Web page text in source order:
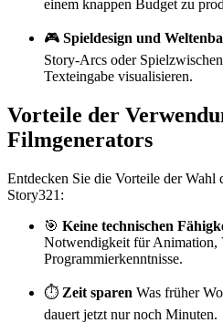
einem knappen Budget zu
🎮 Spieldesign und
Story-Arcs oder
Texteingabe visualisieren.
Vorteile der
Filmgenerators
Entdecken Sie die Vorteile der Wahl
Story321:
🎯 Keine technischen
Notwendigkeit für Animation,
Programmierkenntnisse.
⏱️ Zeit sparen Was früher
dauert jetzt nur noch Minuten.